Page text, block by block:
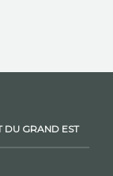
DU GRAND EST